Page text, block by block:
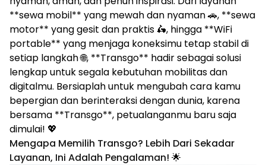
**sewa mobil** yang mewah dan nyaman 🚗, **sewa
motor** yang gesit dan praktis 🛵, hingga **WiFi
portable** yang menjaga koneksimu tetap stabil di
setiap langkah 🌐, **Transgo** hadir sebagai solusi
lengkap untuk segala kebutuhan mobilitas dan
digitalmu. Bersiaplah untuk mengubah cara kamu
bepergian dan berinteraksi dengan dunia, karena
bersama **Transgo**, petualanganmu baru saja
dimulai! 💖
Mengapa Memilih Transgo? Lebih Dari Sekadar
Layanan, Ini Adalah Pengalaman! 🌟